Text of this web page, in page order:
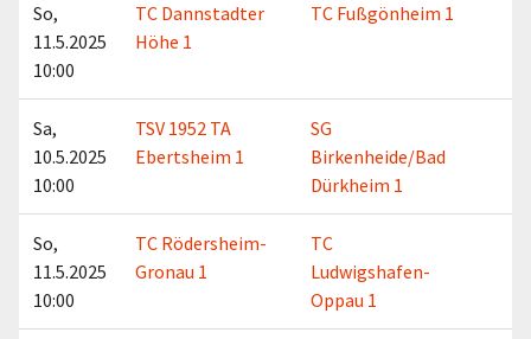
So,
11.5.2025
10:00
TC Dannstadter
Höhe 1
TC Fußgönheim 1
Sa,
10.5.2025
10:00
TSV 1952 TA
Ebertsheim 1
SG
Birkenheide/Bad
Dürkheim 1
So,
11.5.2025
10:00
TC Rödersheim-
Gronau 1
TC
Ludwigshafen-
Oppau 1